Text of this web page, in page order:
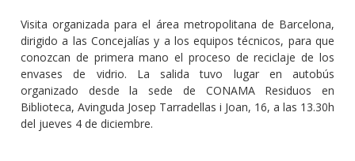
Visita organizada para el área metropolitana de Barcelona,
dirigido a las Concejalías y a los equipos técnicos, para que
conozcan de primera mano el proceso de reciclaje de los
envases de vidrio. La salida tuvo lugar en autobús
organizado desde la sede de CONAMA Residuos en
Biblioteca, Avinguda Josep Tarradellas i Joan, 16, a las 13.30h
del jueves 4 de diciembre.